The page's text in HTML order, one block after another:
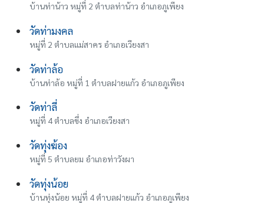
บ้านท่าน้าว หมู่ที่ 2 ตำบลท่าน้าว อำเภอภูเพียง
วัดท่ามงคล
หมู่ที่ 2 ตำบลแม่สาคร อำเภอเวียงสา
วัดท่าล้อ
บ้านท่าล้อ หมู่ที่ 1 ตำบลฝายแก้ว อำเภอภูเพียง
วัดท่าลี่
หมู่ที่ 4 ตำบลขึ่ง อำเภอเวียงสา
วัดทุ่งฆ้อง
หมู่ที่ 5 ตำบลยม อำเภอท่าวังผา
วัดทุ่งน้อย
บ้านทุ่งน้อย หมู่ที่ 4 ตำบลฝายแก้ว อำเภอภูเพียง